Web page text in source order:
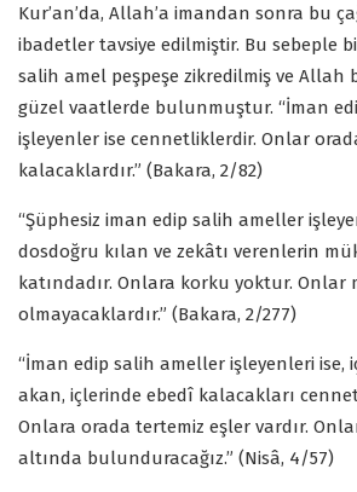
Kur’an’da, Allah’a imandan sonra bu
ibadetler tavsiye edilmiştir. Bu sebeple
salih amel peşpeşe zikredilmiş ve Allah
güzel vaatlerde bulunmuştur. “İman
işleyenler ise cennetliklerdir. Onlar
kalacaklardır.” (Bakara, 2/82)
“Şüphesiz iman edip salih ameller
dosdoğru kılan ve zekâtı verenlerin
katındadır. Onlara korku yoktur. Onlar
olmayacaklardır.” (Bakara, 2/277)
“İman edip salih ameller işleyenleri ise,
akan, içlerinde ebedî kalacakları
Onlara orada tertemiz eşler vardır.
altında bulunduracağız.” (Nisâ, 4/57)